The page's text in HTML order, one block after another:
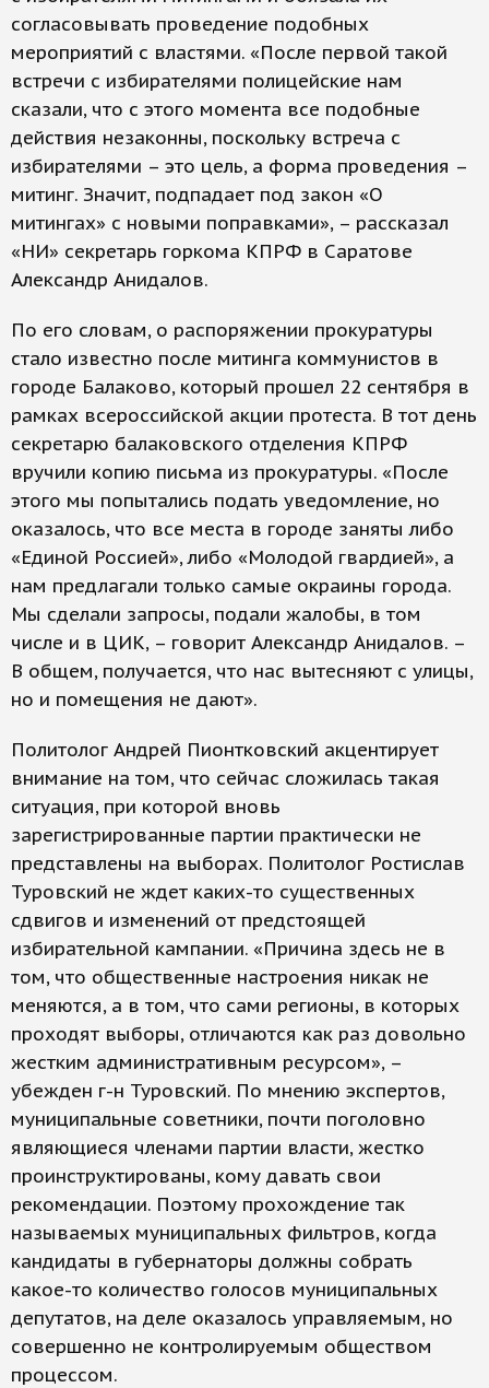
согласовывать проведение подобных
мероприятий с властями. «После первой такой
встречи с избирателями полицейские нам
сказали, что с этого момента все подобные
действия незаконны, поскольку встреча с
избирателями – это цель, а форма проведения –
митинг. Значит, подпадает под закон «О
митингах» с новыми поправками», – рассказал
«НИ» секретарь горкома КПРФ в Саратове
Александр Анидалов.
По его словам, о распоряжении прокуратуры
стало известно после митинга коммунистов в
городе Балаково, который прошел 22 сентября в
рамках всероссийской акции протеста. В тот день
секретарю балаковского отделения КПРФ
вручили копию письма из прокуратуры. «После
этого мы попытались подать уведомление, но
оказалось, что все места в городе заняты либо
«Единой Россией», либо «Молодой гвардией», а
нам предлагали только самые окраины города.
Мы сделали запросы, подали жалобы, в том
числе и в ЦИК, – говорит Александр Анидалов. –
В общем, получается, что нас вытесняют с улицы,
но и помещения не дают».
Политолог Андрей Пионтковский акцентирует
внимание на том, что сейчас сложилась такая
ситуация, при которой вновь
зарегистрированные партии практически не
представлены на выборах. Политолог Ростислав
Туровский не ждет каких-то существенных
сдвигов и изменений от предстоящей
избирательной кампании. «Причина здесь не в
том, что общественные настроения никак не
меняются, а в том, что сами регионы, в которых
проходят выборы, отличаются как раз довольно
жестким административным ресурсом», –
убежден г-н Туровский. По мнению экспертов,
муниципальные советники, почти поголовно
являющиеся членами партии власти, жестко
проинструктированы, кому давать свои
рекомендации. Поэтому прохождение так
называемых муниципальных фильтров, когда
кандидаты в губернаторы должны собрать
какое-то количество голосов муниципальных
депутатов, на деле оказалось управляемым, но
совершенно не контролируемым обществом
процессом.